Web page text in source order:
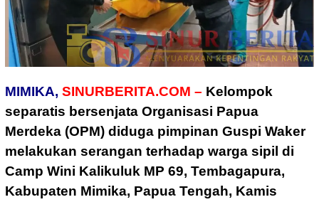
MIMIKA, SINURBERITA.COM – Kelompok
separatis bersenjata Organisasi Papua
Merdeka (OPM) diduga pimpinan Guspi Waker
melakukan serangan terhadap warga sipil di
Camp Wini Kalikuluk MP 69, Tembagapura,
Kabupaten Mimika, Papua Tengah, Kamis